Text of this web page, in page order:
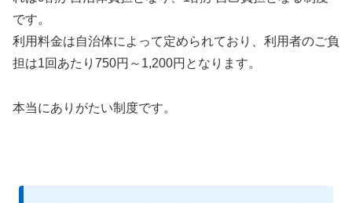
です。
利用料金は自治体によって定められており、利用者のご負
担は1回あたり750円～1,200円となります。
本当にありがたい制度です。